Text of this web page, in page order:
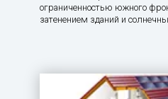
ограниченностью южного
затенением зданий и